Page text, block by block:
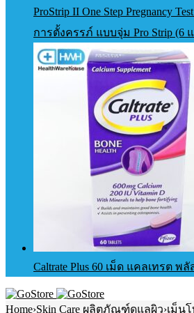
ProStrip II One Step Pregnancy
การตั้งครรภ์ แบบจุ่ม Pro Strip (6
Caltrate Plus 60 เม็ด แคลเทรต พ
Home›Skin Care ผลิตภัณฑ์ดูแลผิว›เม็น